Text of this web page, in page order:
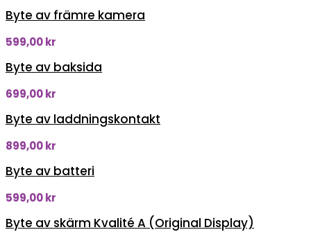
Byte av främre kamera
599,00kr
Byte av baksida
699,00kr
Byte av laddningskontakt
899,00kr
Byte av batteri
599,00kr
Byte av skärm Kvalité A (Original Display)